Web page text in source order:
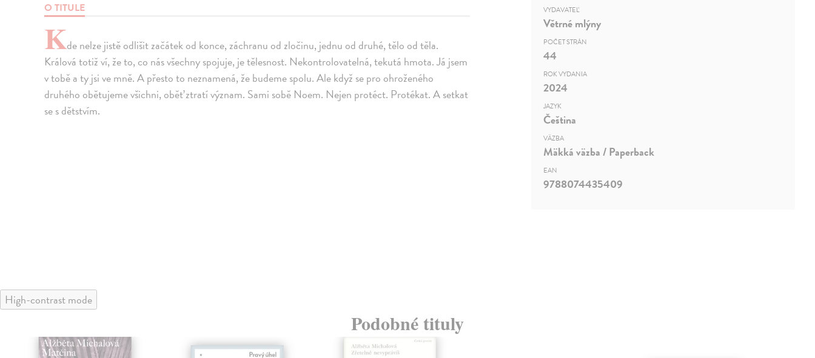
O TITULE
Kde nelze jistě odlišit začátek od konce, záchranu od zločinu, jednu od druhé, tělo od těla.
Králová totiž ví, že to, co nás všechny spojuje, je tělesnost. Nekontrolovatelná, tekutá hmota. Já jsem
v tobě a ty jsi ve mně. A přesto to neznamená, že budeme spolu. Ale když se pro ohroženého
druhého obětujeme všichni, oběť ztratí význam. Sami sobě Noem. Nejen protéct. Protékat. A setkat
se s dětstvím.
VYDAVATEĽ
Větrné mlýny
POČET STRÁN
44
ROK VYDANIA
2024
JAZYK
Čeština
VÄZBA
Mäkká väzba / Paperback
EAN
9788074435409
High-contrast mode
Podobné tituly